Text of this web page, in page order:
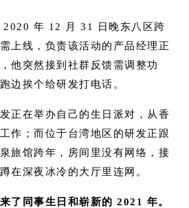
2020 年 12 月 31 日晚东八区跨
上线，负责该活动的产品经理正
他突然接到社群反馈需调整功
边挨个给研发打电话。
正在举办自己的生日派对，从香
作；而位于台湾地区的研发正跟
旅馆跨年，房间里没有网络，接
在深夜冰冷的大厅里连网。
了同事生日和崭新的 2021 年。